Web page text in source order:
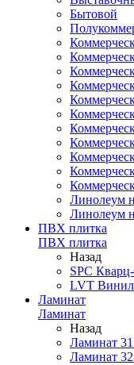
Бытовой
Линолеум
Линолеум
ПВХ плитка
ПВХ плитка
Назад
SPC
LVT
Ламинат
Ламинат
Назад
Ламинат 31
Ламинат 32